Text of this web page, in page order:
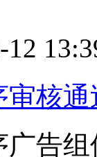
12
审核
告